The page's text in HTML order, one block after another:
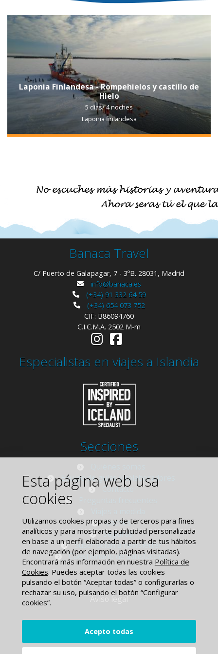
Laponia Finlandesa - Rompehielos y castillo de
Hielo
5 días/ 4 noches
Laponia finlandesa
Banaca Travel
C/ Puerto de Galapagar, 7 - 3ºB. 28031, Madrid
info@banaca.es
(+34) 91 332 64 59
(+34) 654 073 752
CIF: B86094760
C.I.C.M.A. 2502 M-m
Especialistas en viajes a Islandia
Secciones
Equipo de guías y colaboradores
Contacto
Coches
Seguros
Suscripción a newsletter
Cuestionario de satisfacción
Aviso legal
Política de privacidad
Esta página web usa
cookies
Utilizamos cookies propias y de terceros para fines
analíticos y para mostrarte publicidad personalizada
en base a un perfil elaborado a partir de tus hábitos
de navegación (por ejemplo, páginas visitadas).
Encontrará más información en nuestra Política de
Cookies. Puedes aceptar todas las cookies
pulsando el botón “Aceptar todas” o configurarlas o
rechazar su uso, pulsando el botón “Configurar
cookies”.
Acepto todas